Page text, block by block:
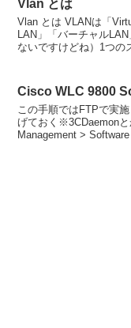
Vlan とは
Vlan とは VLANは「
LAN」「バーチャル
ないですけどね）1つの
Cisco WLC 9800
この手順ではFTPで実
げておく※3CDaemon
Management >